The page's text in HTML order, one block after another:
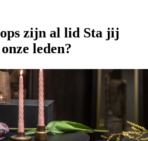
zijn al lid Sta jij
leden?